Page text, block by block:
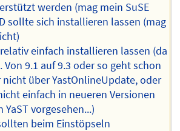
werden (mag mein SuSE
sollte sich installieren lassen (mag
einfach installieren lassen (da
Von 9.1 auf 9.3 oder so geht schon
über YastOnlineUpdate, oder
einfach in neueren Versionen
vorgesehen...)
beim Einstöpseln